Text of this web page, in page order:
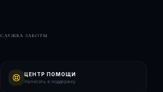
СЛУЖБА ЗАБОТЫ
ЦЕНТР ПОМОЩИ
Написать в поддержку